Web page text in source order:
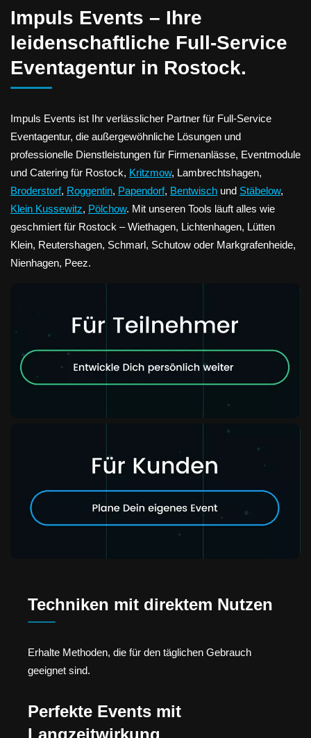
Impuls Events – Ihre
leidenschaftliche Full-Service
Eventagentur in Rostock.
Impuls Events ist Ihr verlässlicher Partner für Full-Service
Eventagentur, die außergewöhnliche Lösungen und
professionelle Dienstleistungen für Firmenanlässe, Eventmodule
und Catering für Rostock, Kritzmow, Lambrechtshagen,
Broderstorf, Roggentin, Papendorf, Bentwisch und Stäbelow,
Klein Kussewitz, Pölchow. Mit unseren Tools läuft alles wie
geschmiert für Rostock – Wiethagen, Lichtenhagen, Lütten
Klein, Reutershagen, Schmarl, Schutow oder Markgrafenheide,
Nienhagen, Peez.
Techniken mit direktem Nutzen
Erhalte Methoden, die für den täglichen Gebrauch
geeignet sind.
Perfekte Events mit
Langzeitwirkung